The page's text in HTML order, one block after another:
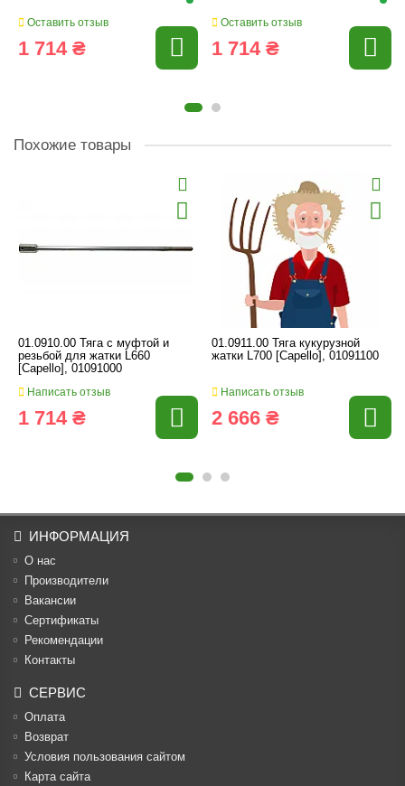
Оставить отзыв
1 714 ₴
Оставить отзыв
1 714 ₴
Похожие товары
01.0910.00 Тяга с муфтой и
резьбой для жатки L660
[Capello], 01091000
Написать отзыв
1 714 ₴
01.0911.00 Тяга кукурузной
жатки L700 [Capello], 01091100
Написать отзыв
2 666 ₴
ИНФОРМАЦИЯ
О нас
Производители
Вакансии
Cертификаты
Рекомендации
Контакты
СЕРВИС
Оплата
Возврат
Условия пользования сайтом
Карта сайта